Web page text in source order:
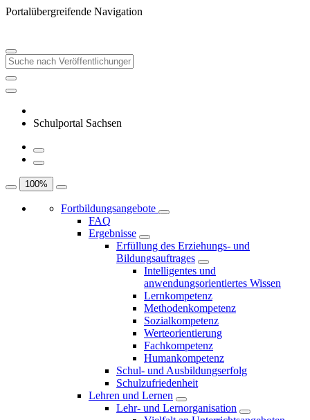
Portalübergreifende Navigation
Schulportal Sachsen
100%
Fortbildungsangebote
FAQ
Ergebnisse
Erfüllung des Erziehungs- und
Bildungsauftrages
Intelligentes und
anwendungsorientiertes Wissen
Lernkompetenz
Methodenkompetenz
Sozialkompetenz
Werteorientierung
Fachkompetenz
Humankompetenz
Schul- und Ausbildungserfolg
Schulzufriedenheit
Lehren und Lernen
Lehr- und Lernorganisation